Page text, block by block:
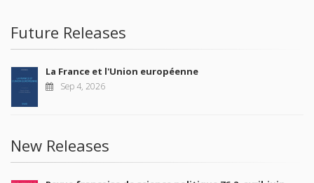
Future Releases
La France et l'Union européenne
Sep 4, 2026
New Releases